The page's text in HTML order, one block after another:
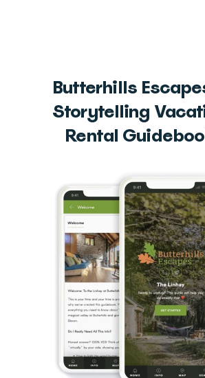
Butterhills
Storytelling
Rental